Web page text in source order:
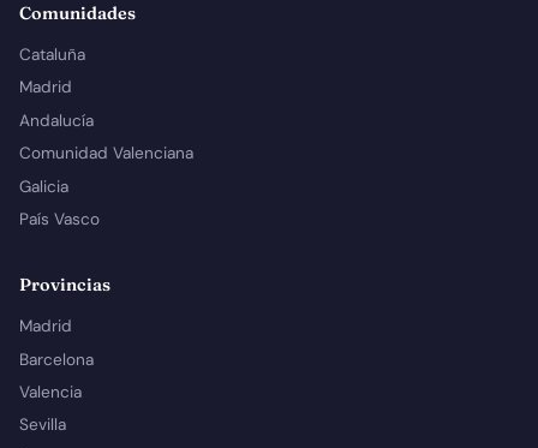
Comunidades
Cataluña
Madrid
Andalucía
Comunidad Valenciana
Galicia
País Vasco
Provincias
Madrid
Barcelona
Valencia
Sevilla